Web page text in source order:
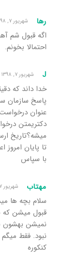
رها شهریور ۷, ۱۳۹۸ ۴:۳۲ ب٫ظ
اگه قبول شم
احتمالا بخونم.
J شهریور ۷, ۱۳۹۸ ۴:۳۱ ب٫ظ
خدا داند که
پاسخ سازمان
عنوان
دکتریمتن
میشه؟تاریخ ارسال پاسخ :١٣٩٨/
تا پایان امروز
با سپاس
مهتاب شهریور ۷, ۱۳۹۸ ۴:۲۹ ب٫ظ
سلام بچه ها
قبول میشن که
نمیشن بهشون
کنکوره